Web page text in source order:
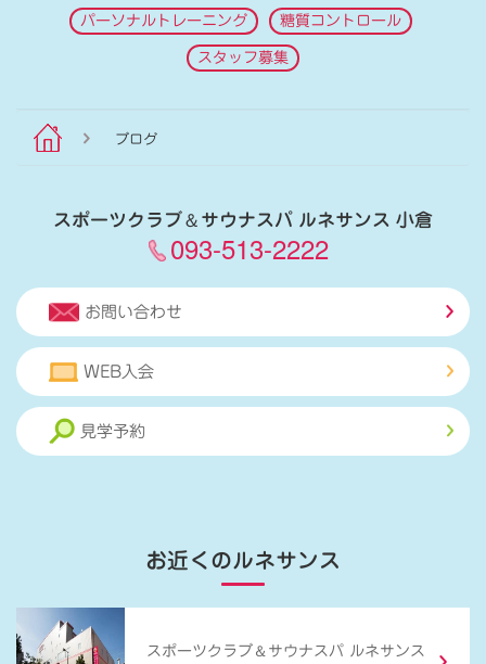
パーソナルトレーニング 糖質コントロール
スタッフ募集
ブログ
スポーツクラブ＆サウナスパ ルネサンス 小倉
093-513-2222
お問い合わせ
WEB入会
見学予約
お近くのルネサンス
スポーツクラブ ＆ サウナスパ ルネサンス